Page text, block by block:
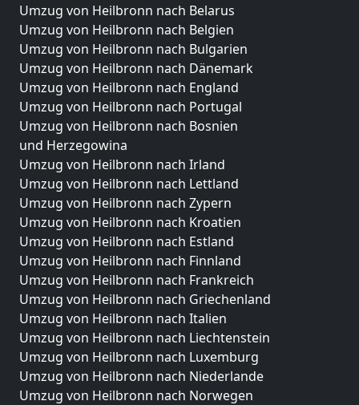
Umzug von Heilbronn nach Belarus
Umzug von Heilbronn nach Belgien
Umzug von Heilbronn nach Bulgarien
Umzug von Heilbronn nach Dänemark
Umzug von Heilbronn nach England
Umzug von Heilbronn nach Portugal
Umzug von Heilbronn nach Bosnien
und Herzegowina
Umzug von Heilbronn nach Irland
Umzug von Heilbronn nach Lettland
Umzug von Heilbronn nach Zypern
Umzug von Heilbronn nach Kroatien
Umzug von Heilbronn nach Estland
Umzug von Heilbronn nach Finnland
Umzug von Heilbronn nach Frankreich
Umzug von Heilbronn nach Griechenland
Umzug von Heilbronn nach Italien
Umzug von Heilbronn nach Liechtenstein
Umzug von Heilbronn nach Luxemburg
Umzug von Heilbronn nach Niederlande
Umzug von Heilbronn nach Norwegen